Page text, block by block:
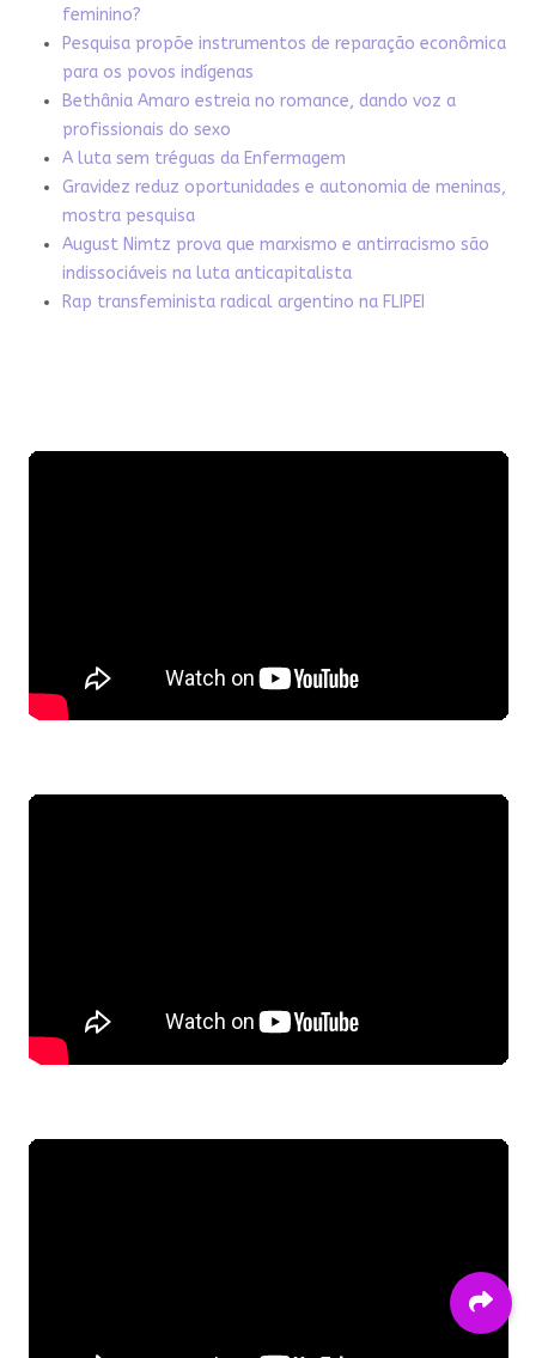
feminino?
Pesquisa propõe instrumentos de reparação econômica
para os povos indígenas
Bethânia Amaro estreia no romance, dando voz a
profissionais do sexo
A luta sem tréguas da Enfermagem
Gravidez reduz oportunidades e autonomia de meninas,
mostra pesquisa
August Nimtz prova que marxismo e antirracismo são
indissociáveis na luta anticapitalista
Rap transfeminista radical argentino na FLIPEI